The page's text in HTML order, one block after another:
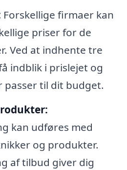
Forskellige firmaer kan
priser for de
Ved at indhente tre
indblik i prislejet og
til dit budget.
kan udføres med
og produkter.
af tilbud giver dig